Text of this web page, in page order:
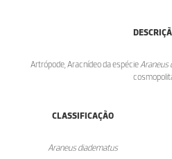
Artrópode, Aracnídeo da espécie Araneus
CLASSIFICAÇÃO
Araneus diadematus